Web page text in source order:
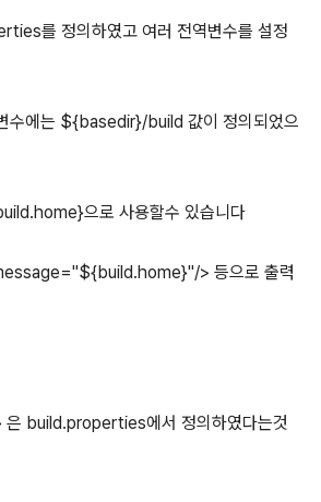
를 정의하였고 여러 전역변수를 설정
에는 ${basedir}/build 값이 정의되었으
으로 사용할수 있습니다
> 등으로 출력
build.properties에서 정의하였다는것